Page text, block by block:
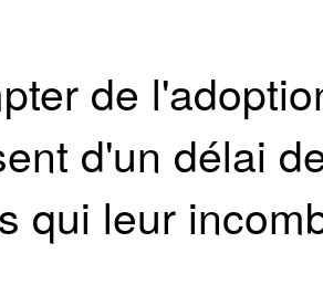
de
d'un délai
qui leur